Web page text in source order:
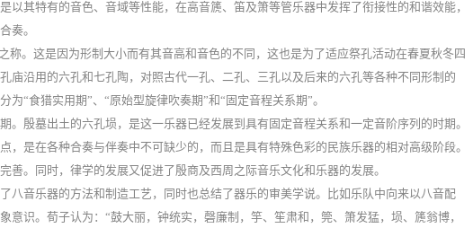
以其特有的音色、音域等性能，在高音篪、笛及箫等管乐器中发挥了衔接性的和谐效能，
奏。
称。这是因为形制大小而有其音高和音色的不同，这也是为了适应祭孔活动在春夏秋冬四
庙沿用的六孔和七孔陶，对照古代一孔、二孔、三孔以及后来的六孔等各种不同形制的
“食猎实用期”、“原始型旋律吹奏期”和“固定音程关系期”。
。殷墓出土的六孔埙，是这一乐器已经发展到具有固定音程关系和一定音阶序列的时期。
，是在各种合奏与伴奏中不可缺少的，而且是具有特殊色彩的民族乐器的相对高级阶段。
善。同时，律学的发展又促进了殷商及西周之际音乐文化和乐器的发展。
八音乐器的方法和制造工艺，同时也总结了器乐的审美学说。比如乐队中向来以八音配
意识。荀子认为：“鼓大丽，钟统实，磬廉制，竽、笙肃和，筦、箫发猛，埙、篪翁博，